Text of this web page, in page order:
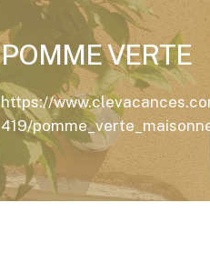
POMME VERTE
https://
419/